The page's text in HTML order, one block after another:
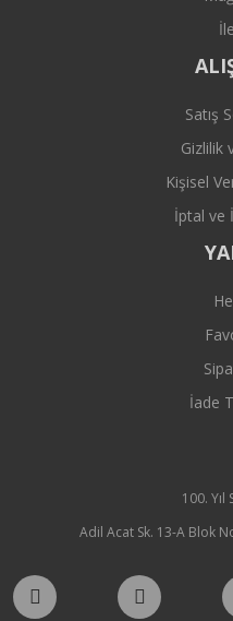
Satış
Gizlilik
Kişisel
İptal ve
İade
100. Yıl
Adil Acat Sk. 13-A Blok